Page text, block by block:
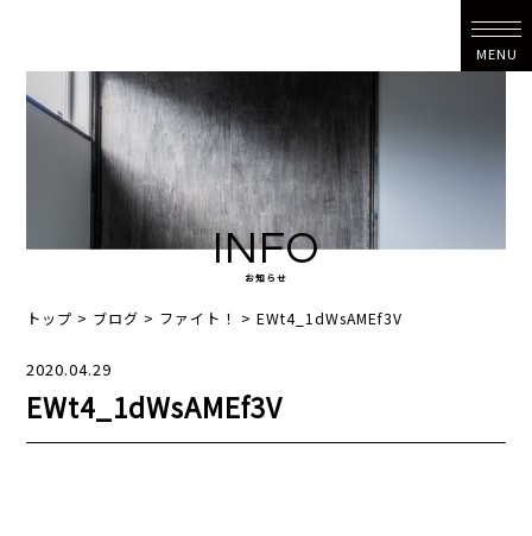
MENU
INFO
お知らせ
トップ > ブログ > ファイト！ >EWt4_1dWsAMEf3V
2020.04.29
EWt4_1dWsAMEf3V